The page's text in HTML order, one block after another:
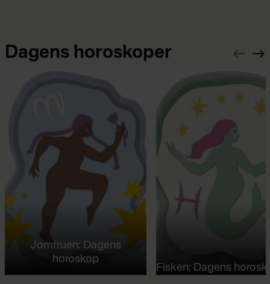
Dagens horoskoper
Jomfruen: Dagens
horoskop
Fisken: Dagens